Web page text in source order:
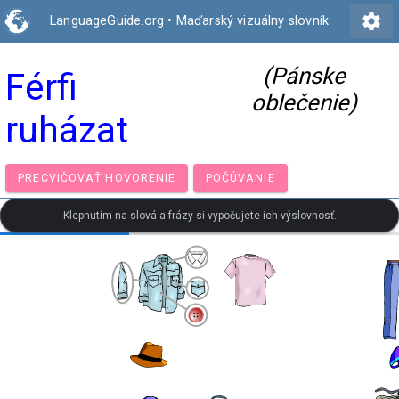
LanguageGuide.org • Maďarský vizuálny slovník settings
Férfi
ruházat
(Pánske
oblečenie)
PRECVIČOVAŤ HOVORENIE POČÚVANIE
Klepnutím na slová a frázy si vypočujete ich výslovnosť.